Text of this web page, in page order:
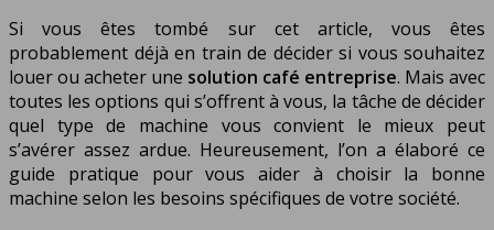
Si vous êtes tombé sur cet article, vous êtes
probablement déjà en train de décider si vous souhaitez
louer ou acheter une solution café entreprise. Mais avec
toutes les options qui s’offrent à vous, la tâche de décider
quel type de machine vous convient le mieux peut
s’avérer assez ardue. Heureusement, l’on a élaboré ce
guide pratique pour vous aider à choisir la bonne
machine selon les besoins spécifiques de votre société.